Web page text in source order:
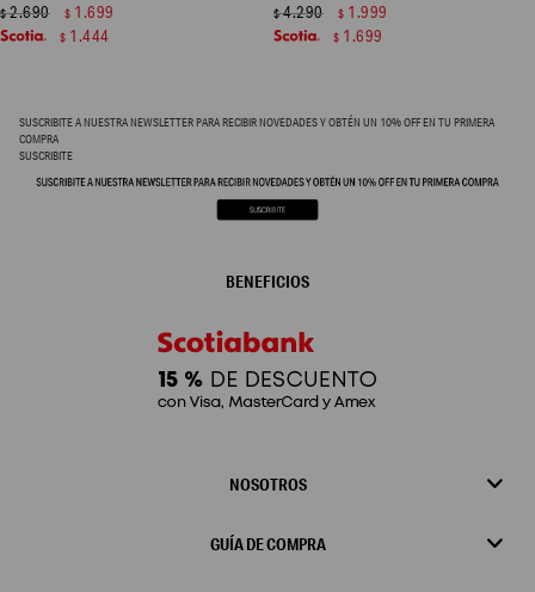
$2.690 $ 1.699
$ 1.444
$4.290 $ 1.999
$ 1.699
SUSCRIBITE A NUESTRA NEWSLETTER PARA RECIBIR NOVEDADES Y OBTÉN UN 10% OFF EN TU PRIMERA
COMPRA
SUSCRIBITE
NOSOTROS
GUÍA DE COMPRA
BENEFICIOS